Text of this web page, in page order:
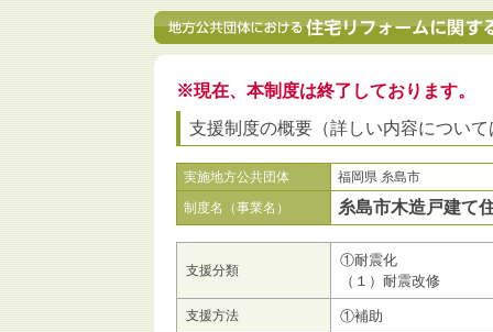
※現在、本制度は終了しております。
支援制度の概要（詳しい内容につい
実施地方公共団体
福岡県 糸島市
制度名（事業名）
糸島市木造戸建て
支援分類
①耐震化
（１）耐震改修
支援方法 ①補助